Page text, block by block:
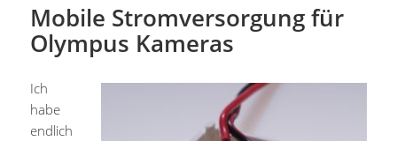
Mobile Stromversorgung für
Olympus Kameras
Ich
habe
endlich